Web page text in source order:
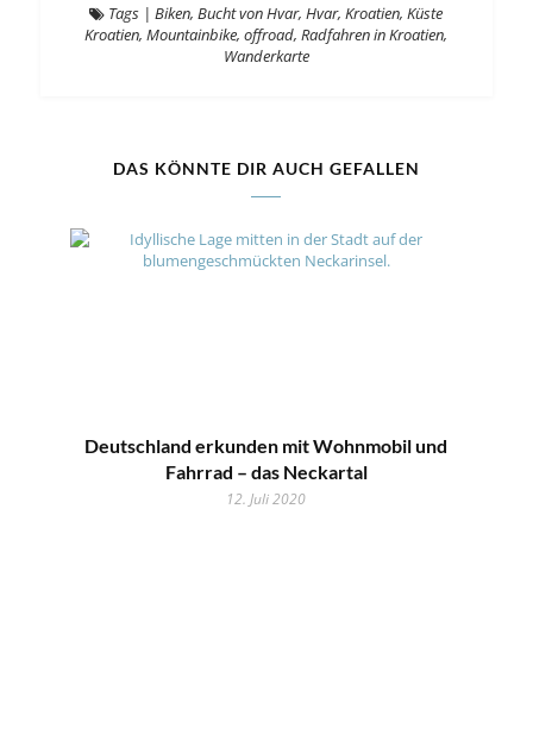
Tags |Biken,Bucht von Hvar,Hvar,Kroatien,Küste
Kroatien,Mountainbike,offroad,Radfahren in Kroatien,
Wanderkarte
DAS KÖNNTE DIR AUCH GEFALLEN
Deutschland erkunden mit Wohnmobil und
Fahrrad – das Neckartal
12. Juli 2020